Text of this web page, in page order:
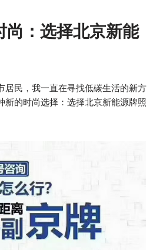
尚：选择北京新能
居民，我一直在寻找低碳生活的新方
新的时尚选择：选择北京新能源牌照